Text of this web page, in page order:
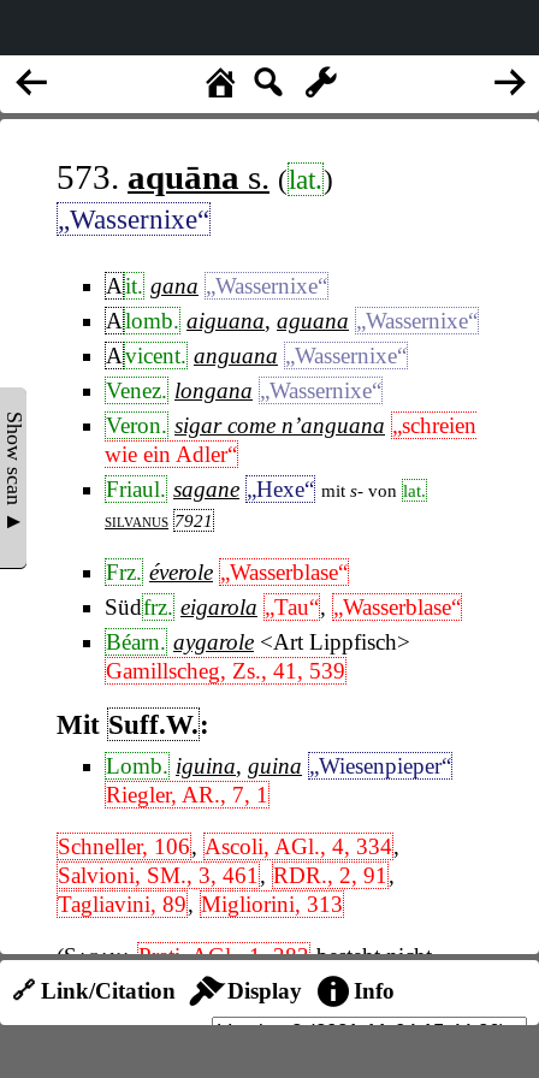
Show scan ▲
573. aquāna s. (lat.)
„Wassernixe“
Ait. gana „Wassernixe“
Alomb. aiguana, aguana „Wassernixe“
Avicent. anguana „Wassernixe“
Venez. longana „Wassernixe“
Veron. sigar come n’anguana „schreien
wie ein Adler“
Friaul. sagane „Hexe“ mit s- von lat.
silvanus 7921
Frz. éverole „Wasserblase“
Südfrz. eigarola „Tau“, „Wasserblase“
Béarn. aygarole <Art Lippfisch>
Gamillscheg, Zs., 41, 539
Mit Suff.W.:
Lomb. iguina, guina „Wiesenpieper“
Riegler, AR., 7, 1
Schneller, 106, Ascoli, AGl., 4, 334,
Salvioni, SM., 3, 461, RDR., 2, 91,
Tagliavini, 89, Migliorini, 313
(Sagana Prati, AGl., 1, 283besteht nicht
Salvioni, ALM., 2.)
🔗 Link/Citation Display Info